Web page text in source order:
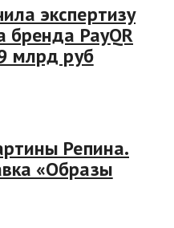
экспертизу
бренда PayQR
млрд руб
Репина.
«Образы